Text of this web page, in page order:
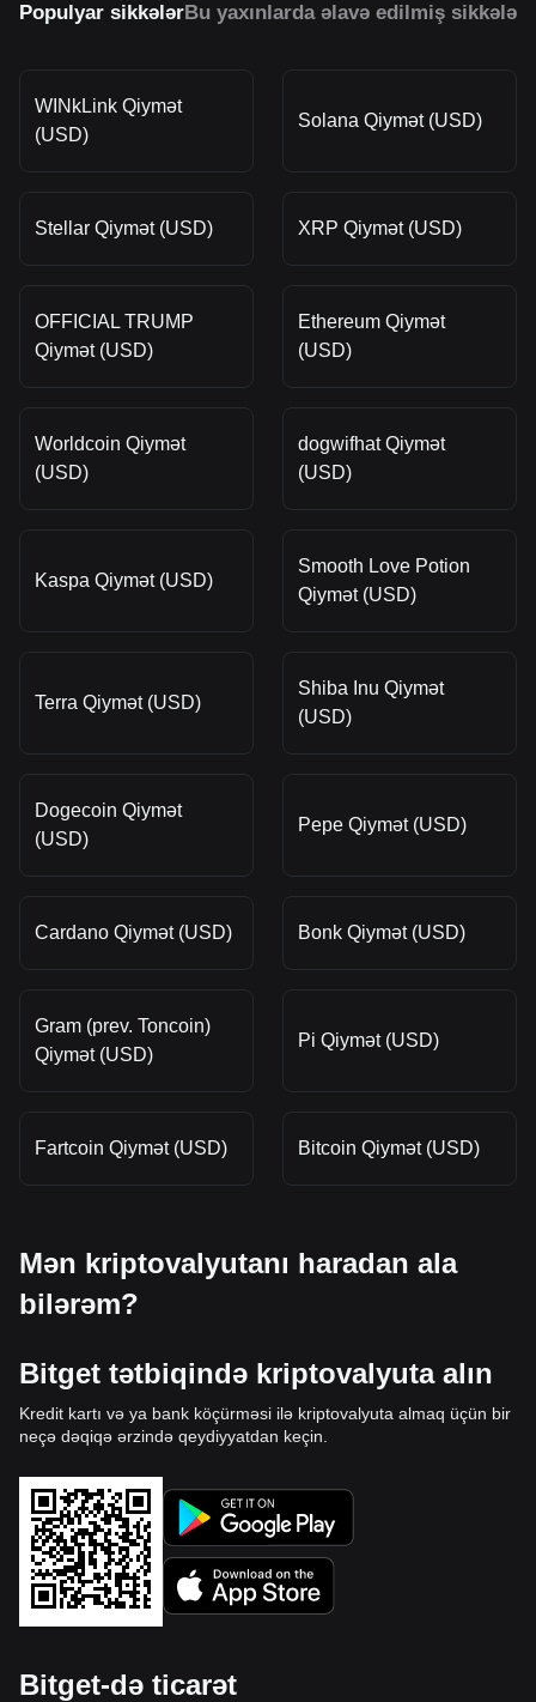
Populyar sikkələrBu yaxınlarda əlavə edilmiş sikkələr
WINkLink Qiymət
(USD)
Solana Qiymət (USD)
Stellar Qiymət (USD) XRP Qiymət (USD)
OFFICIAL TRUMP
Qiymət (USD)
Ethereum Qiymət
(USD)
Worldcoin Qiymət
(USD)
dogwifhat Qiymət
(USD)
Kaspa Qiymət (USD)
Smooth Love Potion
Qiymət (USD)
Terra Qiymət (USD)
Shiba Inu Qiymət
(USD)
Dogecoin Qiymət
(USD)
Pepe Qiymət (USD)
Cardano Qiymət (USD) Bonk Qiymət (USD)
Gram (prev. Toncoin)
Qiymət (USD)
Pi Qiymət (USD)
Fartcoin Qiymət (USD) Bitcoin Qiymət (USD)
Mən kriptovalyutanı haradan ala
bilərəm?
Bitget tətbiqində kriptovalyuta alın
Kredit kartı və ya bank köçürməsi ilə kriptovalyuta almaq üçün bir
neçə dəqiqə ərzində qeydiyyatdan keçin.
Bitget-də ticarət